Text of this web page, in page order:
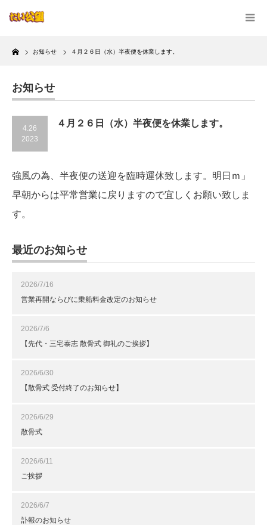
Home
お知らせ ４月２６日（水）半夜便を休業します。
お知らせ
4.26
2023
４月２６日（水）半夜便を休業します。
強風の為、半夜便の送迎を臨時運休致します。明日ｍ」
早朝からは平常営業に戻りますので宜しくお願い致しま
す。
最近のお知らせ
2026/7/16
営業再開ならびに乗船料金改定のお知らせ
2026/7/6
【先代・三宅泰志 散骨式 御礼のご挨拶】
2026/6/30
【散骨式 受付終了のお知らせ】
2026/6/29
散骨式
2026/6/11
ご挨拶
2026/6/7
訃報のお知らせ